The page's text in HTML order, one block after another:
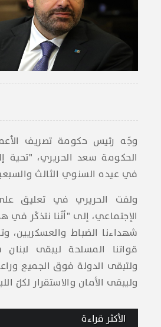
وجّه رئيس حكومة تصريف
الحكومة ​سعد الحريري​، "تحية
في عيده السنوي الثالث
ولفت الحريري في تعليق
الإجتماعي، إلى "أنّنا نتذكّر في
شهداءنا الضباط والعسكريين،
قواتنا المسلحة ليبقى لبنان
ولتبقى الدولة فوق الجميع
وليبقى الأمان والاستقرار لكلّ
الأكثر قراءة